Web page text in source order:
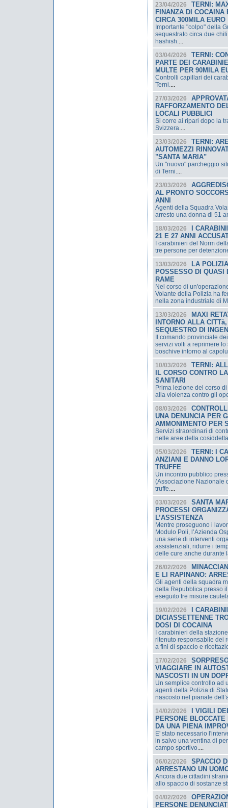
23/04/2026
TERNI:
FINANZA DI
CIRCA 300MILA EURO
Importante "colpo" della
sequestrato circa due
hashish....
03/04/2026
TERNI:
PARTE DEI
MULTE PER 90MILA
Controlli capillari dei
Terni....
27/03/2026
RAFFORZAMENTO
LOCALI PUBBLICI
Si corre ai ripari dopo la
Svizzera....
23/03/2026
TERNI:
AUTOMEZZI
"SANTA MARIA"
Un "nuovo" parcheggio
di Terni....
23/03/2026
AL PRONTO
ANNI
Agenti della Squadra
arresto una donna di 51
18/03/2026
I
21 E 27 ANNI
I carabinieri del Norm
tre persone per
13/03/2026
LA
POSSESSO DI QUASI
RAME
Nel corso di
Volante della Polizia ha
nella zona industriale di
13/03/2026
MAXI
INTORNO ALLA
SEQUESTRO DI
Il comando provinciale
servizi volti a reprimere
boschive intorno al
10/03/2026
TERNI:
IL CORSO CONTRO
SANITARI
Prima lezione del corso
alla violenza contro gli
08/03/2026
UNA DENUNCIA PER
AMMONIMENTO PER
Servizi straordinari di
nelle aree della
05/03/2026
TERNI: I
ANZIANI E DANNO
TRUFFE
Un incontro pubblico
(Associazione Nazionale
truffe....
03/03/2026
SANTA
PROCESSI
L’ASSISTENZA
Mentre proseguono i
Modulo Poli, l’Azienda
una serie di interventi
assistenziali, ridurre i
delle cure anche durante
26/02/2026
E LI RAPINANO:
Gli agenti della squadra
della Repubblica presso
eseguito tre misure
19/02/2026
I
DICIASSETTENNE
DOSI DI COCAINA
I carabinieri della
ritenuto responsabile dei
a fini di spaccio e
17/02/2026
VIAGGIARE IN
NASCOSTI IN UN
Un semplice controllo ad
agenti della Polizia di
nascosto nel pianale
14/02/2026
I VIGILI
PERSONE
DA UNA PIENA
E' stato necessario
in salvo una ventina di
campo sportivo....
06/02/2026
SPACCIO
ARRESTANO UN
Ancora due cittadini
allo spaccio di sostanze
04/02/2026
PERSONE